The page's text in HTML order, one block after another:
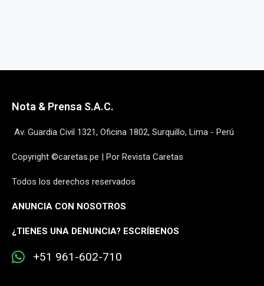
Nota & Prensa S.A.C.
Av. Guardia Civil 1321, Oficina 1802, Surquillo, Lima - Perú
Copyright ©caretas.pe | Por Revista Caretas
Todos los derechos reservados
ANUNCIA CON NOSOTROS
¿TIENES UNA DENUNCIA? ESCRÍBENOS
+51 961-602-710